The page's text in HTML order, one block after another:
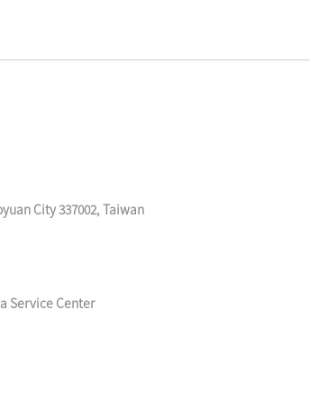
City 337002, Taiwan
Service Center